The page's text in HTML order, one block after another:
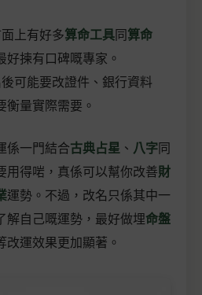
面上有好多算命工具同算命
好揀有口碑嘅專家。
後可能要改證件、銀行資料
衡量實際需要。
係一門結合古典占星 、 八字同
用得啱，真係可以幫你改善財
運勢。不過，改名只係其中一
解自己嘅運勢，最好做埋命盤
改運效果更加顯著。